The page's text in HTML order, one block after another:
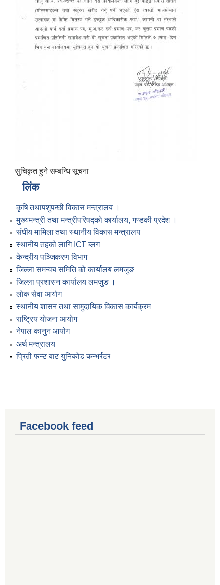
सुचिकृत हुने सम्बन्धि सूचना
लिंक
कृषि तथापशुपन्छी विकास मन्त्रालय ।
मुख्यमन्त्री तथा मन्त्रीपरिषद्को कार्यालय, गण्डकी प्रदेश ।
संघीय मामिला तथा स्थानीय विकास मन्त्रालय
स्थानीय तहको लागि ICT ब्लग
केन्द्रीय पञ्जिकरण विभाग
जिल्ला समन्वय समिति को कार्यालय लमजुङ
जिल्ला प्रशासन कार्यालय लमजुङ ।
लोक सेवा आयोग
स्थानीय शासन तथा सामुदायिक विकास कार्यक्रम
राष्ट्रिय योजना आयोग
नेपाल कानुन आयोग
अर्थ मन्त्रालय
प्रिती फन्ट बाट युनिकोड कन्भर्रटर
Facebook feed